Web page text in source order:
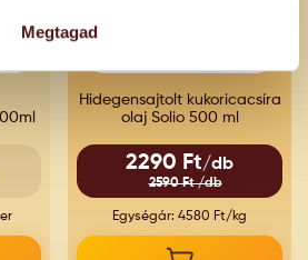
Megtagad
Hidegensajtolt kukoricacsíra
olaj Solio 500 ml
2290 Ft/db
2590 Ft /db
Egységár: 4580 Ft/kg